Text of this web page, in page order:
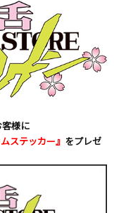
様に
ステッカー』 をプレゼ